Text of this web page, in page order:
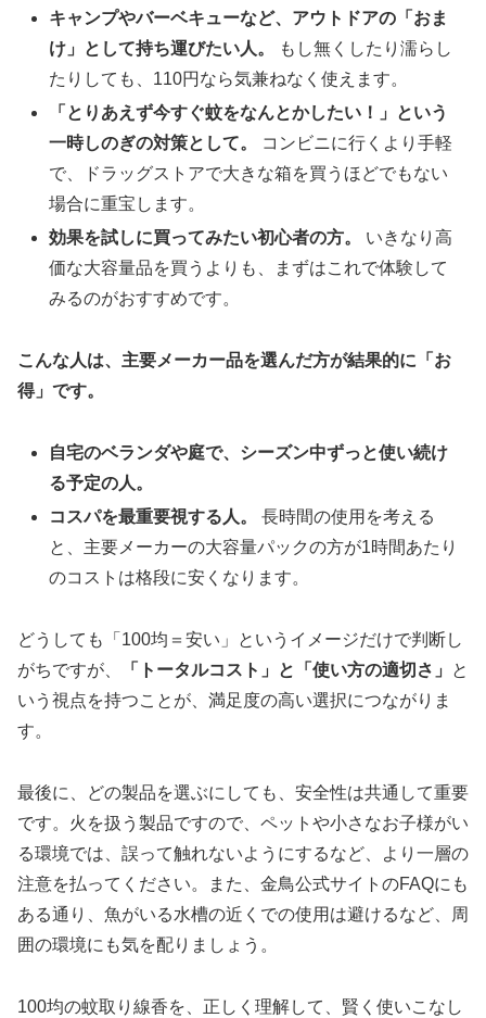
キャンプやバーベキューなど、アウトドアの「おま
け」として持ち運びたい人。
もし無くしたり濡らし
たりしても、110円なら気兼ねなく使えます。
「とりあえず今すぐ蚊をなんとかしたい！」という
一時しのぎの対策として。
コンビニに行くより手軽
で、ドラッグストアで大きな箱を買うほどでもない
場合に重宝します。
効果を試しに買ってみたい初心者の方。
いきなり高
価な大容量品を買うよりも、まずはこれで体験して
みるのがおすすめです。
こんな人は、主要メーカー品を選んだ方が結果的に「お
得」です。
自宅のベランダや庭で、シーズン中ずっと使い続け
る予定の人。
コスパを最重要視する人。
長時間の使用を考える
と、主要メーカーの大容量パックの方が1時間あたり
のコストは格段に安くなります。
どうしても「100均＝安い」というイメージだけで判断し
がちですが、
「トータルコスト」と「使い方の適切さ」
と
いう視点を持つことが、満足度の高い選択につながりま
す。
最後に、どの製品を選ぶにしても、安全性は共通して重要
です。火を扱う製品ですので、ペットや小さなお子様がい
る環境では、誤って触れないようにするなど、より一層の
注意を払ってください。また、金鳥公式サイトのFAQにも
ある通り、魚がいる水槽の近くでの使用は避けるなど、周
囲の環境にも気を配りましょう。
100均の蚊取り線香を、正しく理解して、賢く使いこなし